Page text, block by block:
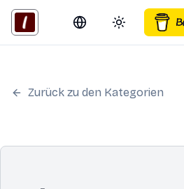
Switch language
Toggle theme
Zurück zu den Kategorien